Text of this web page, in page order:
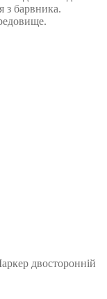
з барвника.
двосторонній